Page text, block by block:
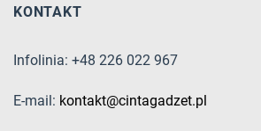
KONTAKT
Infolinia: +48 226 022 967
E-mail: kontakt@cintagadzet.pl